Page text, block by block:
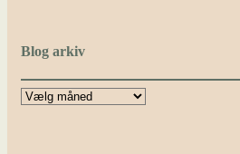
Blog arkiv